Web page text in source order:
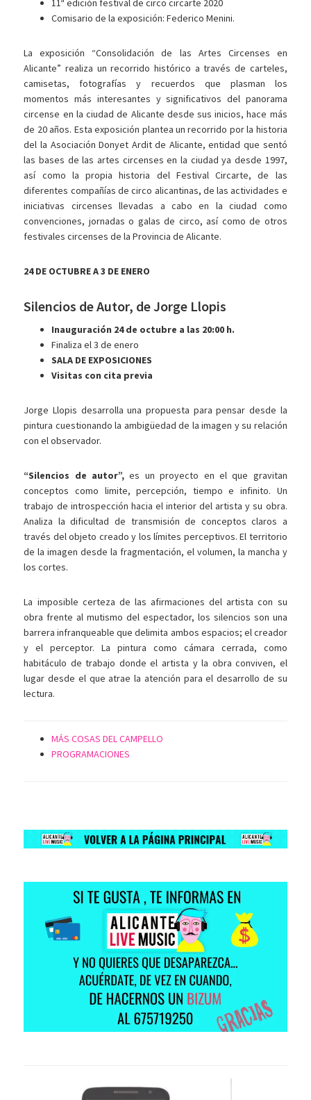
11ª edición festival de circo circarte 2020
Comisario de la exposición: Federico Menini.
La exposición “Consolidación de las Artes Circenses en
Alicante” realiza un recorrido histórico a través de carteles,
camisetas, fotografías y recuerdos que plasman los
momentos más interesantes y significativos del panorama
circense en la ciudad de Alicante desde sus inicios, hace más
de 20 años. Esta exposición plantea un recorrido por la historia
del la Asociación Donyet Ardit de Alicante, entidad que sentó
las bases de las artes circenses en la ciudad ya desde 1997,
así como la propia historia del Festival Circarte, de las
diferentes compañías de circo alicantinas, de las actividades e
iniciativas circenses llevadas a cabo en la ciudad como
convenciones, jornadas o galas de circo, así como de otros
festivales circenses de la Provincia de Alicante.
24 DE OCTUBRE A 3 DE ENERO
Silencios de Autor, de Jorge Llopis
Inauguración 24 de octubre a las 20:00 h.
Finaliza el 3 de enero
SALA DE EXPOSICIONES
Visitas con cita previa
Jorge Llopis desarrolla una propuesta para pensar desde la
pintura cuestionando la ambigüedad de la imagen y su relación
con el observador.
“Silencios de autor”,es un proyecto en el que gravitan
conceptos como limite, percepción, tiempo e infinito. Un
trabajo de introspección hacia el interior del artista y su obra.
Analiza la dificultad de transmisión de conceptos claros a
través del objeto creado y los límites perceptivos. El territorio
de la imagen desde la fragmentación, el volumen, la mancha y
los cortes.
La imposible certeza de las afirmaciones del artista con su
obra frente al mutismo del espectador, los silencios son una
barrera infranqueable que delimita ambos espacios; el creador
y el perceptor. La pintura como cámara cerrada, como
habitáculo de trabajo donde el artista y la obra conviven, el
lugar desde el que atrae la atención para el desarrollo de su
lectura.
MÁS COSAS DEL CAMPELLO
PROGRAMACIONES